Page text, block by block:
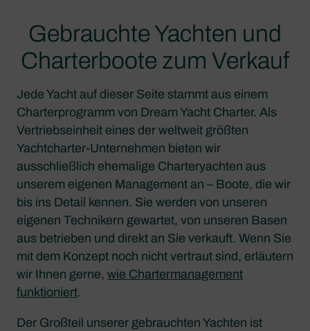
Gebrauchte Yachten und
Charterboote zum Verkauf
Jede Yacht auf dieser Seite stammt aus einem
Charterprogramm von Dream Yacht Charter. Als
Vertriebseinheit eines der weltweit größten
Yachtcharter-Unternehmen bieten wir
ausschließlich ehemalige Charteryachten aus
unserem eigenen Management an – Boote, die wir
bis ins Detail kennen. Sie werden von unseren
eigenen Technikern gewartet, von unseren Basen
aus betrieben und direkt an Sie verkauft. Wenn Sie
mit dem Konzept noch nicht vertraut sind, erläutern
wir Ihnen gerne, wie Chartermanagement
funktioniert.
Der Großteil unserer gebrauchten Yachten ist